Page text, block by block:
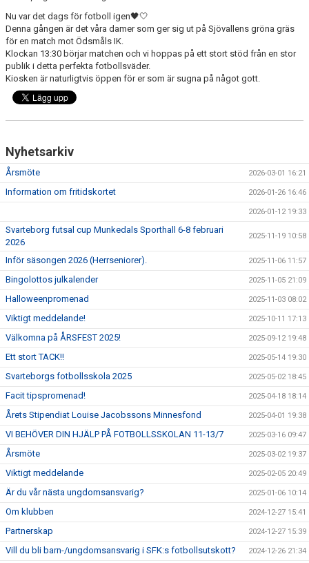
SPONSORHUSET
GRÄSROTEN
Nu var det dags för fotboll igen🖤🤍
Denna gången är det våra damer som ger sig ut på Sjövallens gröna gräs
för en match mot Ödsmåls IK.
Klockan 13:30 börjar matchen och vi hoppas på ett stort stöd från en stor
publik i detta perfekta fotbollsväder.
Kiosken är naturligtvis öppen för er som är sugna på något gott.
Nyhetsarkiv
Årsmöte 2026-03-01 16:21
Information om fritidskortet 2026-01-26 16:46
2026-01-12 19:33
Svarteborg futsal cup Munkedals Sporthall 6-8 februari
2026
2025-11-19 10:58
Inför säsongen 2026 (Herrseniorer). 2025-11-06 11:57
Bingolottos julkalender 2025-11-05 21:09
Halloweenpromenad 2025-11-03 08:02
Viktigt meddelande! 2025-10-11 17:13
Välkomna på ÅRSFEST 2025! 2025-09-12 19:48
Ett stort TACK!! 2025-05-14 19:30
Svarteborgs fotbollsskola 2025 2025-05-02 18:45
Facit tipspromenad! 2025-04-18 18:14
Årets Stipendiat Louise Jacobssons Minnesfond 2025-04-01 19:38
VI BEHÖVER DIN HJÄLP PÅ FOTBOLLSSKOLAN 11-13/7 2025-03-16 09:47
Årsmöte 2025-03-02 19:37
Viktigt meddelande 2025-02-05 20:49
Är du vår nästa ungdomsansvarig? 2025-01-06 10:14
Om klubben 2024-12-27 15:41
Partnerskap 2024-12-27 15:39
Vill du bli barn-/ungdomsansvarig i SFK:s fotbollsutskott? 2024-12-26 21:34